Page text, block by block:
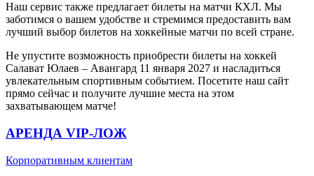
Наш сервис также предлагает билеты на матчи КХЛ. Мы
заботимся о вашем удобстве и стремимся предоставить вам
лучший выбор билетов на хоккейные матчи по всей стране.
Не упустите возможность приобрести билеты на хоккей
Салават Юлаев – Авангард 11 января 2027 и насладиться
увлекательным спортивным событием. Посетите наш сайт
прямо сейчас и получите лучшие места на этом
захватывающем матче!
АРЕНДА VIP-ЛОЖ
Корпоративным клиентам